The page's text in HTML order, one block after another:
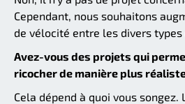
Cependant, nous souhaitons
de vélocité entre les divers types
Avez-vous des projets qui
ricocher de manière plus
Cela dépend à quoi vous songez.